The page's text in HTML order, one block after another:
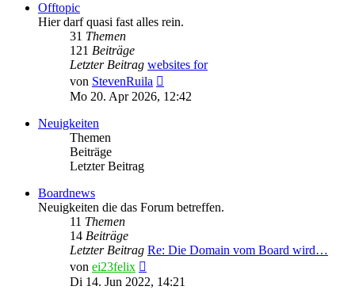
Offtopic
Hier darf quasi fast alles rein.
31 Themen
121 Beiträge
Letzter Beitrag websites for
von StevenRuila
Beitrag
Mo 20. Apr 2026, 12:42
Neuigkeiten
Themen
Beiträge
Letzter Beitrag
Boardnews
Neuigkeiten die das Forum betreffen.
11 Themen
14 Beiträge
Letzter Beitrag Re: Die Domain vom Board wird…
von ei23felix
Beitrag
Di 14. Jun 2022, 14:21